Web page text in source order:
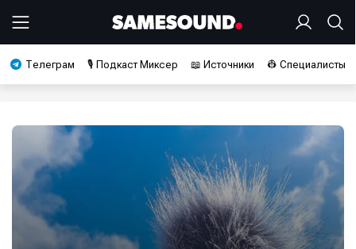
Телеграм 🎙️ Подкаст Миксер 📖 Источники 👷 Специалисты